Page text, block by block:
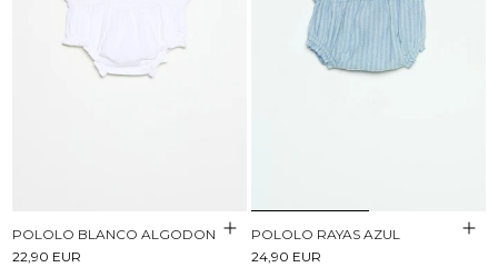
POLOLO BLANCO ALGODON
22,90 EUR
POLOLO RAYAS AZUL
24,90 EUR